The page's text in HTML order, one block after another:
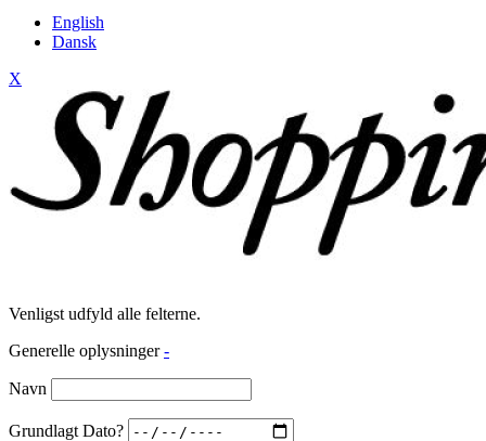
English
Dansk
X
Venligst udfyld alle felterne.
Generelle oplysninger -
Navn
Grundlagt Dato?